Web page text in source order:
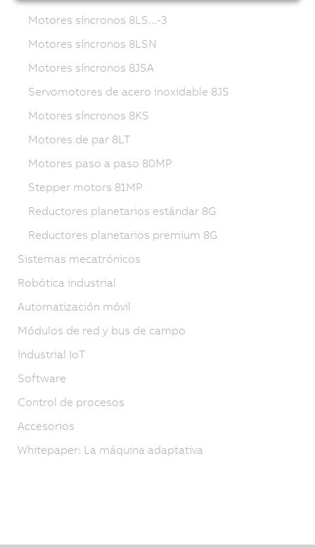
Motores síncronos 8LS...-3
Motores síncronos 8LSN
Motores síncronos 8JSA
Servomotores de acero inoxidable 8JS
Motores síncronos 8KS
Motores de par 8LT
Motores paso a paso 80MP
Stepper motors 81MP
Reductores planetarios estándar 8G
Reductores planetarios premium 8G
Sistemas mecatrónicos
Robótica industrial
Automatización móvil
Módulos de red y bus de campo
Industrial IoT
Software
Control de procesos
Accesorios
Whitepaper: La máquina adaptativa